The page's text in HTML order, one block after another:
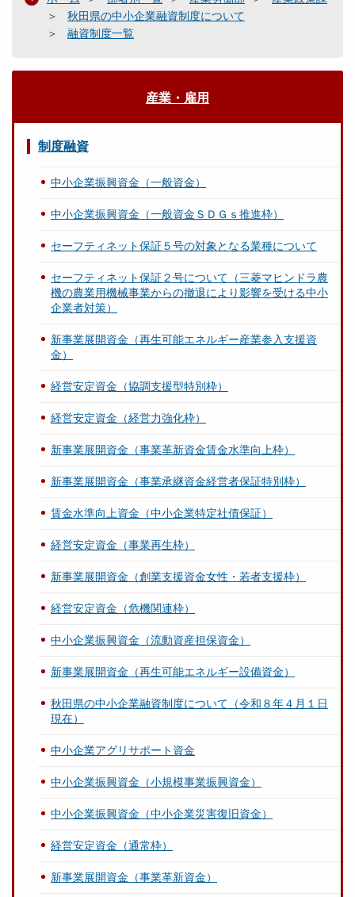
秋田県の中小企業融資制度について
融資制度一覧
産業・雇用
制度融資
中小企業振興資金（一般資金）
中小企業振興資金（一般資金ＳＤＧｓ推進枠）
セーフティネット保証５号の対象となる業種について
セーフティネット保証２号について（三菱マヒンドラ農
機の農業用機械事業からの撤退により影響を受ける中小
企業者対策）
新事業展開資金（再生可能エネルギー産業参入支援資
金）
経営安定資金（協調支援型特別枠）
経営安定資金（経営力強化枠）
新事業展開資金（事業革新資金賃金水準向上枠）
新事業展開資金（事業承継資金経営者保証特別枠）
賃金水準向上資金（中小企業特定社債保証）
経営安定資金（事業再生枠）
新事業展開資金（創業支援資金女性・若者支援枠）
経営安定資金（危機関連枠）
中小企業振興資金（流動資産担保資金）
新事業展開資金（再生可能エネルギー設備資金）
秋田県の中小企業融資制度について（令和８年４月１日
現在）
中小企業アグリサポート資金
中小企業振興資金（小規模事業振興資金）
中小企業振興資金（中小企業災害復旧資金）
経営安定資金（通常枠）
新事業展開資金（事業革新資金）